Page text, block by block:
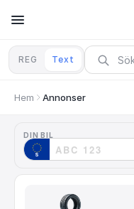
REG Text
Hem Annonser
DIN BIL